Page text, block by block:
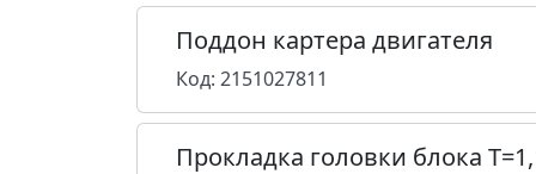
Поддон картера двигателя
Код: 2151027811
Прокладка головки блока